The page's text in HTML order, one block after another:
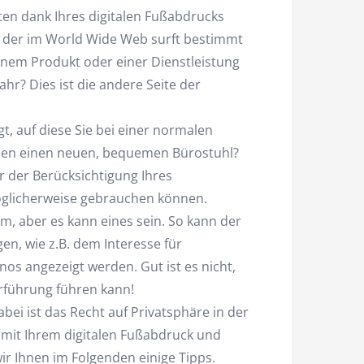
dank Ihres digitalen Fußabdrucks
im World Wide Web surft bestimmt
Produkt oder einer Dienstleistung
Dies ist die andere Seite der
auf diese Sie bei einer normalen
einen neuen, bequemen Bürostuhl?
der Berücksichtigung Ihres
gebrauchen können.
aber es kann eines sein. So kann der
wie z.B. dem Interesse für
angezeigt werden. Gut ist es nicht,
führen kann!
ist das Recht auf Privatsphäre in der
Ihrem digitalen Fußabdruck und
Ihnen im Folgenden einige Tipps.